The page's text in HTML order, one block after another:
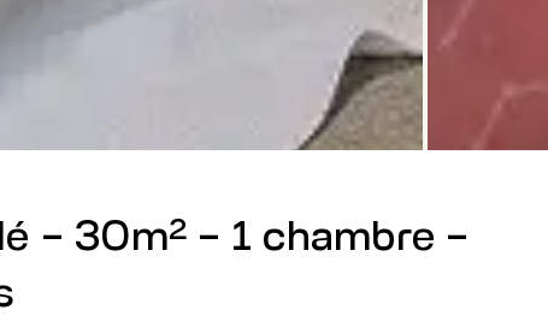
- 30m² - 1 chambre -